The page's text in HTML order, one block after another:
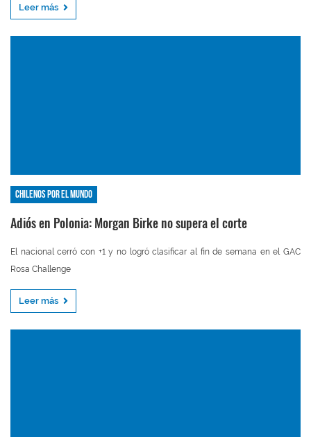
Leer más
Chilenos por el mundo
Adiós en Polonia: Morgan Birke no supera el corte
El nacional cerró con +1 y no logró clasificar al fin de semana en el GAC
Rosa Challenge
Leer más